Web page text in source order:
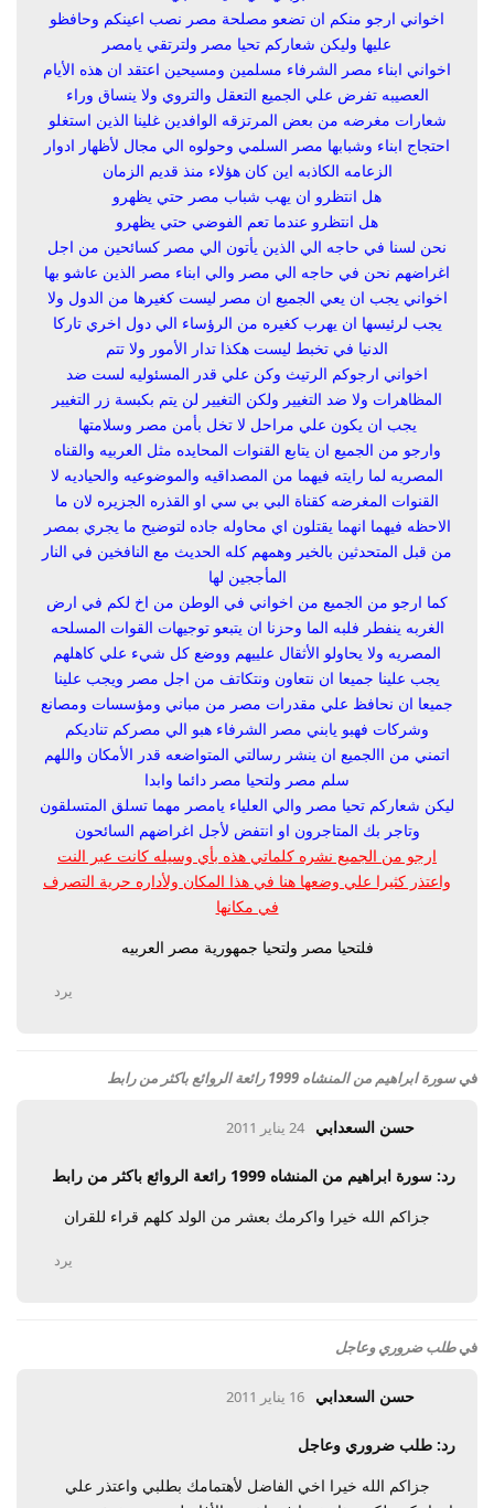
اخواني ارجو منكم ان تضعو مصلحة مصر نصب اعينكم وحافظو
عليها وليكن شعاركم تحيا مصر ولترتقي يامصر
اخواني ابناء مصر الشرفاء مسلمين ومسيحين اعتقد ان هذه الأيام
العصيبه تفرض علي الجميع التعقل والتروي ولا ينساق وراء
شعارات مغرضه من بعض المرتزقه الوافدين غلينا الذين استغلو
احتجاج ابناء وشبابها مصر السلمي وحولوه الي مجال لأظهار ادوار
الزعامه الكاذبه اين كان هؤلاء منذ قديم الزمان
هل انتظرو ان يهب شباب مصر حتي يظهرو
هل انتظرو عندما تعم الفوضي حتي يظهرو
نحن لسنا في حاجه الي الذين يأتون الي مصر كسائحين من اجل
اغراضهم نحن في حاجه الي مصر والي ابناء مصر الذين عاشو بها
اخواني يجب ان يعي الجميع ان مصر ليست كغيرها من الدول ولا
يجب لرئيسها ان يهرب كغيره من الرؤساء الي دول اخري تاركا
الدنيا في تخبط ليست هكذا تدار الأمور ولا تتم
اخواني ارجوكم الرتيث وكن علي قدر المسئوليه لست ضد
المظاهرات ولا ضد التغيير ولكن التغيير لن يتم بكبسة زر التغيير
يجب ان يكون علي مراحل لا تخل بأمن مصر وسلامتها
وارجو من الجميع ان يتابع القنوات المحايده مثل العربيه والقناه
المصريه لما رايته فيهما من المصداقيه والموضوعيه والحياديه لا
القنوات المغرضه كقناة البي بي سي او القذره الجزيره لان ما
الاحظه فيهما انهما يقتلون اي محاوله جاده لتوضيح ما يجري بمصر
من قبل المتحدثين بالخير وهمهم كله الحديث مع النافخين في النار
المأججين لها
كما ارجو من الجميع من اخواني في الوطن من اخ لكم في ارض
الغربه ينفطر فلبه الما وحزنا ان يتبعو توجيهات القوات المسلحه
المصريه ولا يحاولو الأثقال علييهم ووضع كل شيء علي كاهلهم
يجب علينا جميعا ان نتعاون ونتكاتف من اجل مصر ويجب علينا
جميعا ان نحافظ علي مقدرات مصر من مباني ومؤسسات ومصانع
وشركات فهبو يابني مصر الشرفاء هبو الي مصركم تناديكم
اتمني من االجميع ان ينشر رسالتي المتواضعه قدر الأمكان واللهم
سلم مصر ولتحيا مصر دائما وابدا
ليكن شعاركم تحيا مصر والي العلياء يامصر مهما تسلق المتسلقون
وتاجر بك المتاجرون او انتفض لأجل اغراضهم السائحون
ارجو من الجميع نشره كلماتي هذه بأي وسيله كانت عبر النت
واعتذر كثيرا علي وضعها هنا في هذا المكان ولأداره حرية التصرف
في مكانها
فلتحيا مصر ولتحيا جمهورية مصر العربيه
يرد
فيسورة ابراهيم من المنشاه 1999 رائعة الروائع باكثر من رابط
حسن السعدابي 24 يناير 2011
رد: سورة ابراهيم من المنشاه 1999 رائعة الروائع باكثر من رابط
جزاكم الله خيرا واكرمك بعشر من الولد كلهم قراء للقران
يرد
فيطلب ضروري وعاجل
حسن السعدابي 16 يناير 2011
رد: طلب ضروري وعاجل
جزاكم الله خيرا اخي الفاضل لأهتمامك بطلبي واعتذر علي